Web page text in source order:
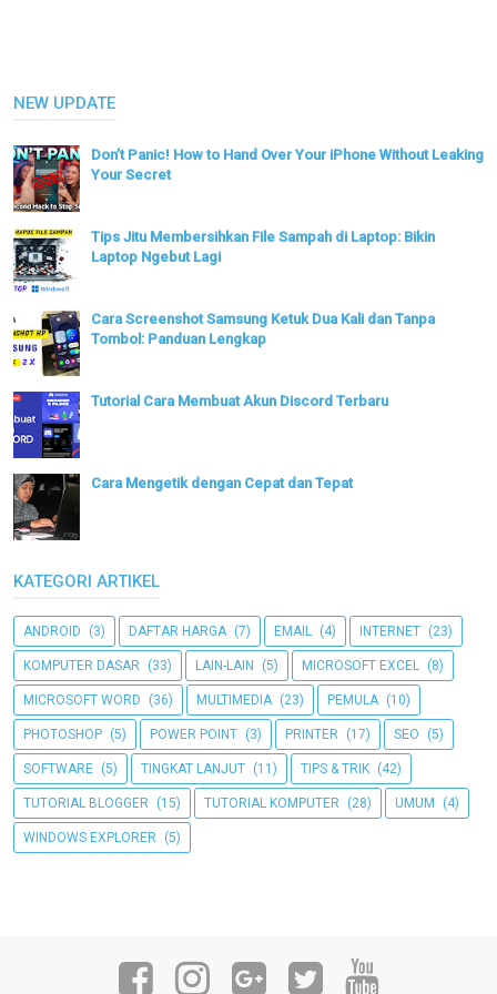
NEW UPDATE
Don’t Panic! How to Hand Over Your iPhone Without Leaking
Your Secret
Tips Jitu Membersihkan File Sampah di Laptop: Bikin
Laptop Ngebut Lagi
Cara Screenshot Samsung Ketuk Dua Kali dan Tanpa
Tombol: Panduan Lengkap
Tutorial Cara Membuat Akun Discord Terbaru
Cara Mengetik dengan Cepat dan Tepat
KATEGORI ARTIKEL
ANDROID (3) DAFTAR HARGA (7) EMAIL (4) INTERNET (23)
KOMPUTER DASAR (33) LAIN-LAIN (5) MICROSOFT EXCEL (8)
MICROSOFT WORD (36) MULTIMEDIA (23) PEMULA (10)
PHOTOSHOP (5) POWER POINT (3) PRINTER (17) SEO (5)
SOFTWARE (5) TINGKAT LANJUT (11) TIPS & TRIK (42)
TUTORIAL BLOGGER (15) TUTORIAL KOMPUTER (28) UMUM (4)
WINDOWS EXPLORER (5)